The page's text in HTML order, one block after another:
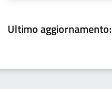
Ultimo aggiornamento: